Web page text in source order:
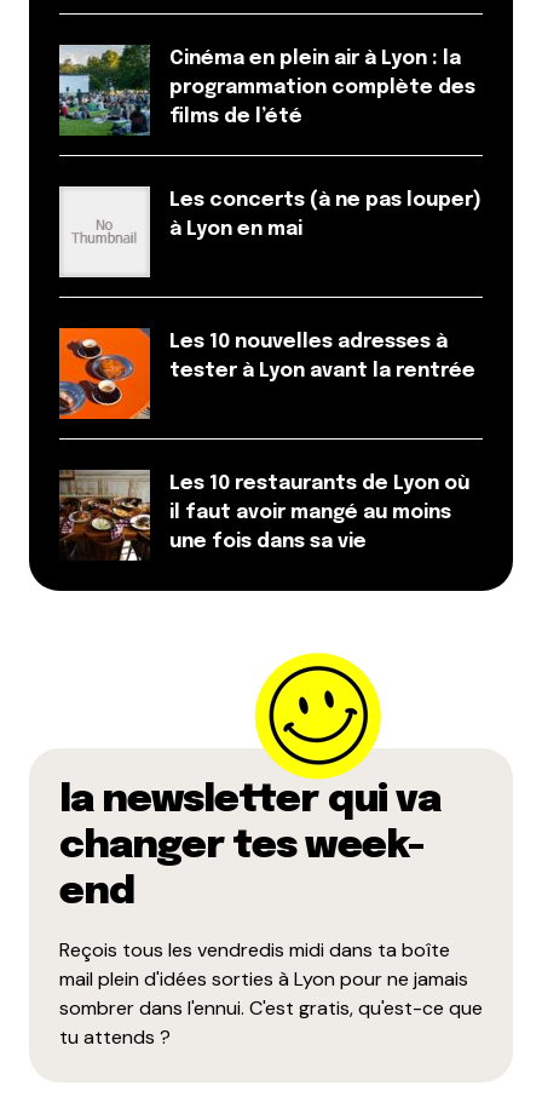
Je vous propose de lire cet article pour quelques
idées de sorties pour le week-end, en famille, entre
amis ou même en amoureux. C’est en faite un
Bonne lecture !
Répondre
Votre adresse e-mail ne sera pas publiée.
champs obligatoires sont indiqués avec
Enregistrer mon nom, mon e-mail et mon site dans le
navigateur pour mon prochain commentaire.
Prévenez-moi de tous les nouveaux commentaires
par e-mail.
Et bim !
Cinéma en plein air à Lyon : la
programmation complète des
films de l’été
Les concerts (à ne pas louper)
à Lyon en mai
Les 10 nouvelles adresses à
tester à Lyon avant la rentrée
Les 10 restaurants de Lyon où
il faut avoir mangé au moins
une fois dans sa vie
la newsletter qui va
changer tes week-
end
Reçois tous les vendredis midi dans ta boîte
mail plein d'idées sorties à Lyon pour ne jamais
sombrer dans l'ennui. C'est gratis, qu'est-ce que
tu attends ?